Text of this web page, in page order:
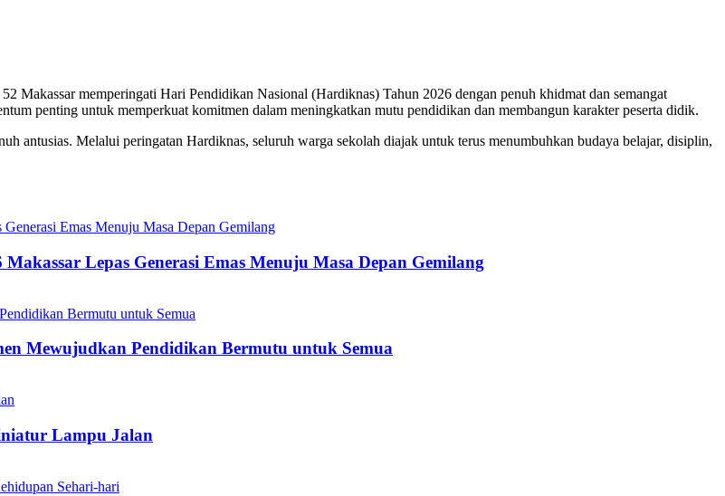
Makassar memperingati Hari Pendidikan Nasional (Hardiknas) Tahun 2026 dengan penuh khidmat dan semangat
penting untuk memperkuat komitmen dalam meningkatkan mutu pendidikan dan membangun karakter peserta didik.
antusias. Melalui peringatan Hardiknas, seluruh warga sekolah diajak untuk terus menumbuhkan budaya belajar, disiplin,
Lepas Generasi Emas Menuju Masa Depan Gemilang
Mewujudkan Pendidikan Bermutu untuk Semua
Lampu Jalan